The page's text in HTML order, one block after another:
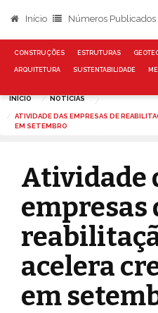
Início Números Publicados
CONSTRUÇÕES ESTRUTURAS
ARQUITETURA SUSTENTABILIDADE
INÍCIO NOTÍCIAS
ATIVIDADE DAS EMPRESAS DE
EM SETEMBRO
Atividade
empresas
acelera
em